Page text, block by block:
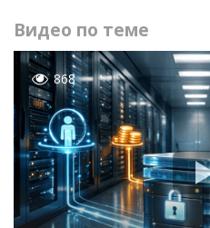
Видео по теме
868